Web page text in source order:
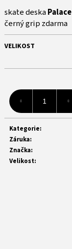
5
hvězdiček.
skate deskaPalace
černý grip zdarma
VELIKOST
Kategorie:
Záruka:
Značka:
Velikost: